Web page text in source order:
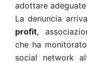
adottare
La denuncia
profit,
che ha
social network